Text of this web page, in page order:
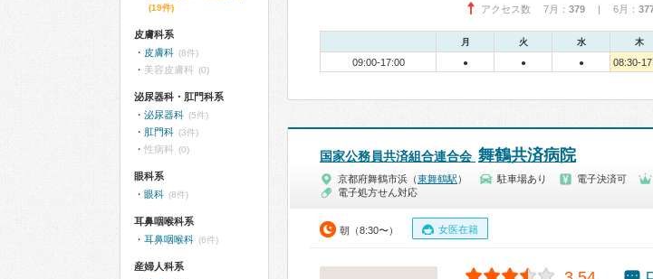
アクセス数 7月： 379 | 6月：
月 火 水 木
09:00-17:00 ● ● ● 08:30-
国家公務員共済組合連合会 舞鶴共済病院
京都府舞鶴市浜（東舞鶴駅 ） 駐車場あり 電子決済可
電子処方せん対応
朝（8:30〜） 女医在籍
(19件)
皮膚科系
皮膚科 (8件)
美容皮膚科 (0)
泌尿器科・肛門科系
泌尿器科 (5件)
肛門科 (3件)
性病科 (0)
眼科系
眼科 (8件)
耳鼻咽喉科系
耳鼻咽喉科 (6件)
産婦人科系